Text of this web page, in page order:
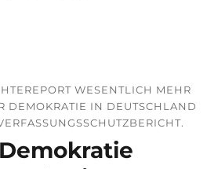
WESENTLICH MEHR
DEMOKRATIE IN DEUTSCHLAND